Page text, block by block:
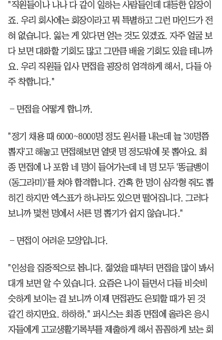
"직원들이나 나나 다 같이 일하는 사람들인데 대등한 입장이
죠. 우리 회사에는 회장이라고 뭐 특별하고 그런 마인드가 전
혀 없습니다. 잃는 게 있다면 얻는 것도 있겠죠. 자주 얼굴 보
다 보면 대화할 기회도 많고 그만큼 배울 기회도 있을 테니까
요. 우리 직원들 입사 면접을 굉장히 엄격하게 해서, 다들 아
주 착합니다."
―면접을 어떻게 합니까.
"정기 채용 때 6000~8000명 정도 원서를 내는데 늘 '30명쯤
뽑자'고 해놓고 면접해보면 열댓 명 정도밖에 못 뽑아요. 최
종 면접에 나 포함 네 명이 들어가는데 네 명 모두 '똥글뱅이
(동그라미)'를 쳐야 합격합니다. 간혹 한 명이 삼각형 줘도 뽑
히긴 하지만 엑스표가 하나라도 있으면 떨어집니다. 그러다
보니까 몇천 명에서 서른 명 뽑기가 쉽지 않습니다."
―면접이 어려운 모양입니다.
"인성을 집중적으로 봅니다. 젊었을 때부터 면접을 많이 봐서
대개 보면 알 수 있습니다. 요즘은 나이 들면서 다들 비슷비
슷하게 보이는 걸 보니까 이제 면접관도 은퇴할 때가 된 것
같긴 하지만요. 하하하." 퍼시스는 최종 면접에 올라온 응시
자들에게 고교생활기록부를 제출하게 해서 꼼꼼하게 보는 회